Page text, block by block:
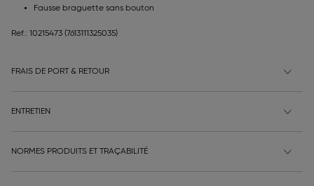
Fausse braguette sans bouton
Ref.: 10215473 (7613111325035)
FRAIS DE PORT & RETOUR
ENTRETIEN
NORMES PRODUITS ET TRAÇABILITÉ